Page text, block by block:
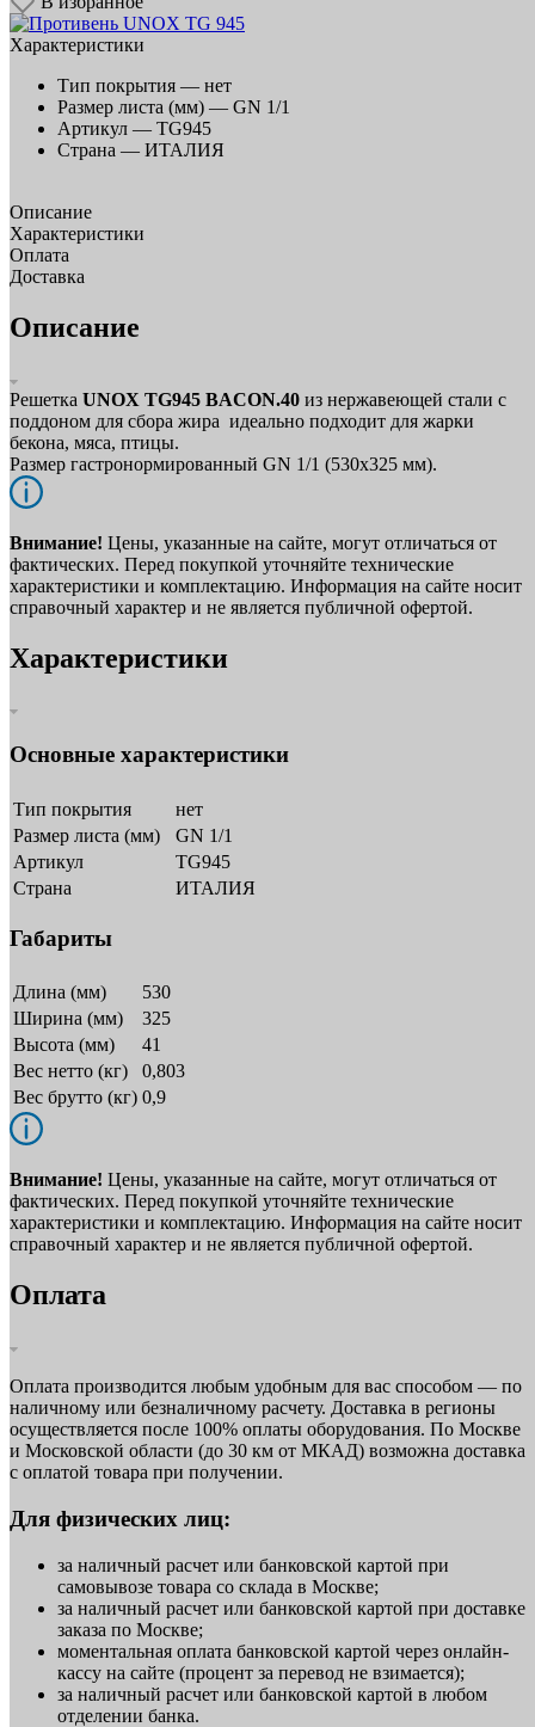
Характеристики
Тип покрытия — нет
Размер листа (мм) — GN 1/1
Артикул — TG945
Страна — ИТАЛИЯ
Описание
Характеристики
Оплата
Доставка
Описание
Решетка UNOX TG945 BACON.40 из нержавеющей стали с
поддоном для сбора жира идеально подходит для жарки
бекона, мяса, птицы.
Размер гастронормированный GN 1/1 (530х325 мм).
Внимание! Цены, указанные на сайте, могут отличаться от
фактических. Перед покупкой уточняйте технические
характеристики и комплектацию. Информация на сайте носит
справочный характер и не является публичной офертой.
Характеристики
Основные характеристики
Тип покрытия
нет
Размер листа (мм)
GN 1/1
Артикул
TG945
Страна
ИТАЛИЯ
Габариты
Длина (мм)
530
Ширина (мм)
325
Высота (мм)
41
Вес нетто (кг)
0,803
Вес брутто (кг) 0,9
Внимание! Цены, указанные на сайте, могут отличаться от
фактических. Перед покупкой уточняйте технические
характеристики и комплектацию. Информация на сайте носит
справочный характер и не является публичной офертой.
Оплата
Оплата производится любым удобным для вас способом — по
наличному или безналичному расчету. Доставка в регионы
осуществляется после 100% оплаты оборудования. По Москве
и Московской области (до 30 км от МКАД) возможна доставка
с оплатой товара при получении.
Для физических лиц:
за наличный расчет или банковской картой при
самовывозе товара со склада в Москве;
за наличный расчет или банковской картой при доставке
заказа по Москве;
моментальная оплата банковской картой через онлайн-
кассу на сайте (процент за перевод не взимается);
за наличный расчет или банковской картой в любом
отделении банка.